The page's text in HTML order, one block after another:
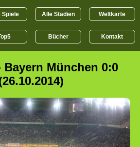
Spiele Alle Stadien Weltkarte
Bücher Kontakt
Bayern München 0:0